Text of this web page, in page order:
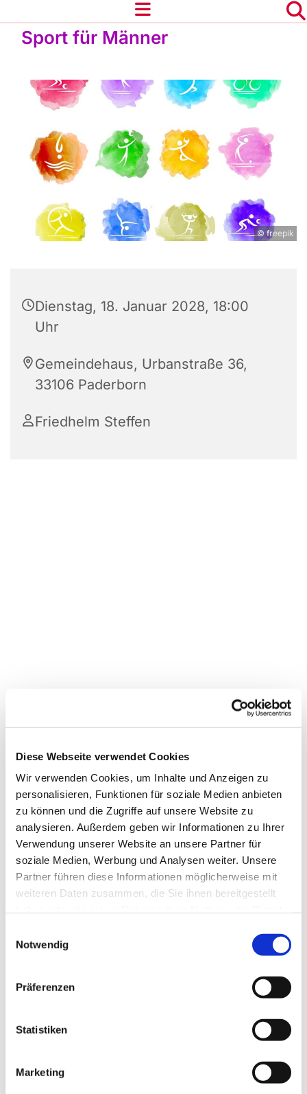
Diese Webseite verwendet Cookies
Wir verwenden Cookies, um Inhalte und Anzeigen zu
personalisieren, Funktionen für soziale Medien anbieten
zu können und die Zugriffe auf unsere Website zu
analysieren. Außerdem geben wir Informationen zu Ihrer
Verwendung unserer Website an unsere Partner für
soziale Medien, Werbung und Analysen weiter. Unsere
Partner führen diese Informationen möglicherweise mit
weiteren Daten zusammen, die Sie ihnen bereitgestellt
Notwendig
Präferenzen
Statistiken
Marketing
Sport für Männer
© freepik
Dienstag, 18. Januar 2028, 18:00
Uhr
Gemeindehaus, Urbanstraße 36,
33106 Paderborn
Friedhelm Steffen
Dies könnte Sie auch
interessieren